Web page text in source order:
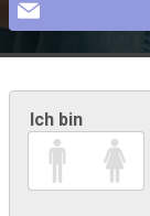
Ich bin